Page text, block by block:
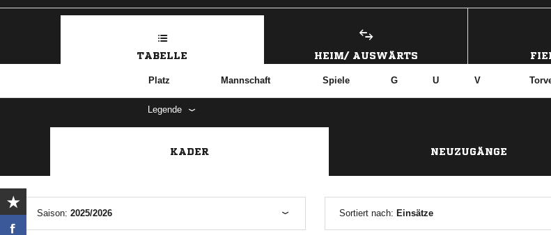
TABELLE HEIM/ AUSWÄRTS
Platz Mannschaft Spiele G U V
Legende
KADER NEUZUGÄNGE
Saison: 2025/2026 Sortiert nach: Einsätze